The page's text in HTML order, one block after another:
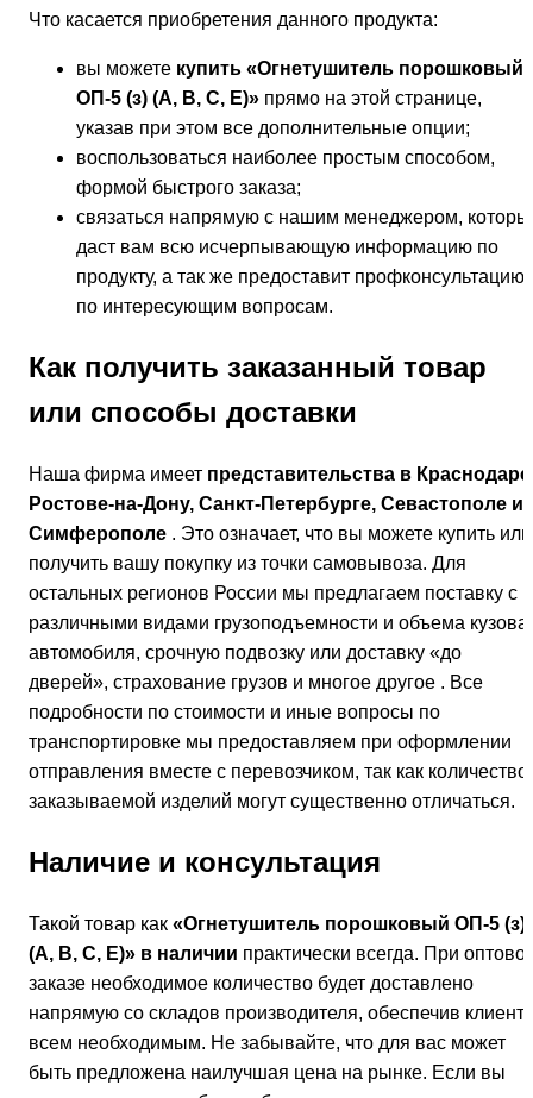
Что касается приобретения данного продукта:
вы можете купить «Огнетушитель порошковый
ОП-5 (з) (А, В, С, Е)» прямо на этой странице,
указав при этом все дополнительные опции;
воспользоваться наиболее простым способом,
формой быстрого заказа;
связаться напрямую с нашим менеджером,
даст вам всю исчерпывающую информацию по
продукту, а так же предоставит профконсультацию
по интересующим вопросам.
Как получить заказанный товар
или способы доставки
Наша фирма имеет представительства в
Ростове-на-Дону, Санкт-Петербурге, Севастополе и
Симферополе . Это означает, что вы можете купить или
получить вашу покупку из точки самовывоза. Для
остальных регионов России мы предлагаем поставку с
различными видами грузоподъемности и объема кузова
автомобиля, срочную подвозку или доставку «до
дверей», страхование грузов и многое другое . Все
подробности по стоимости и иные вопросы по
транспортировке мы предоставляем при оформлении
отправления вместе с перевозчиком, так как количество
заказываемой изделий могут существенно отличаться.
Наличие и консультация
Такой товар как «Огнетушитель порошковый ОП-5 (з)
(А, В, С, Е)» в наличии практически всегда. При
заказе необходимое количество будет доставлено
напрямую со складов производителя, обеспечив
всем необходимым. Не забывайте, что для вас может
быть предложена наилучшая цена на рынке. Если вы